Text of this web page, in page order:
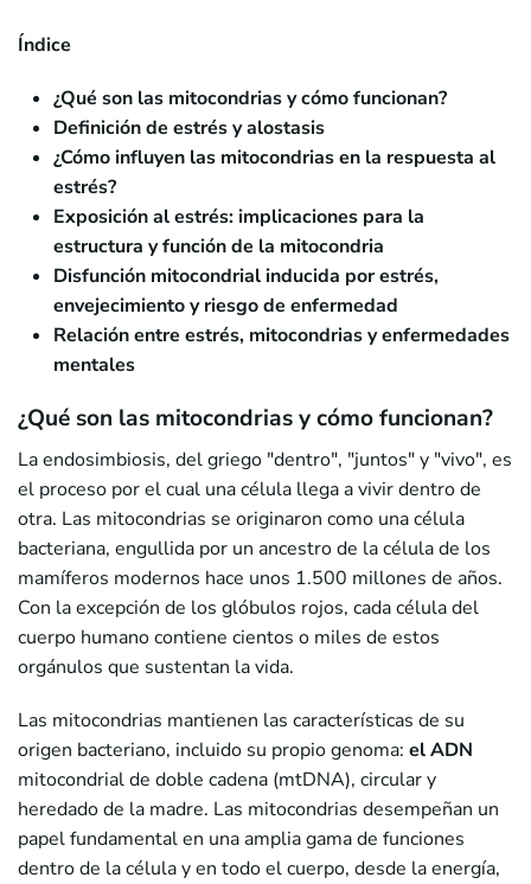
Índice
¿Qué son las mitocondrias y cómo funcionan?
Definición de estrés y alostasis
¿Cómo influyen las mitocondrias en la respuesta al
estrés?
Exposición al estrés: implicaciones para la
estructura y función de la mitocondria
Disfunción mitocondrial inducida por estrés,
envejecimiento y riesgo de enfermedad
Relación entre estrés, mitocondrias y enfermedades
mentales
¿Qué son las mitocondrias y cómo funcionan?
La endosimbiosis, del griego "dentro", "juntos" y "vivo", es
el proceso por el cual una célula llega a vivir dentro de
otra. Las mitocondrias se originaron como una célula
bacteriana, engullida por un ancestro de la célula de los
mamíferos modernos hace unos 1.500 millones de años.
Con la excepción de los glóbulos rojos, cada célula del
cuerpo humano contiene cientos o miles de estos
orgánulos que sustentan la vida.
Las mitocondrias mantienen las características de su
origen bacteriano, incluido su propio genoma: el ADN
mitocondrial de doble cadena (mtDNA), circular y
heredado de la madre. Las mitocondrias desempeñan un
papel fundamental en una amplia gama de funciones
dentro de la célula y en todo el cuerpo, desde la energía,